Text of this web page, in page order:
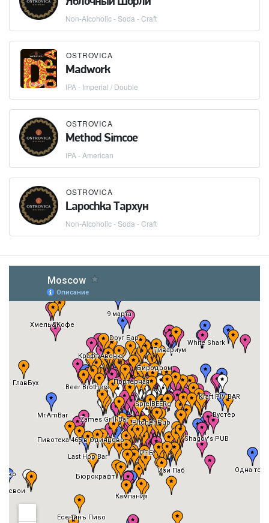
Non-Alcoholic - Soda - Craft
OSTROVICA
Madwork
IPA - Imperial / Double
OSTROVICA
Method Simcoe
IPA - American
OSTROVICA
Lapochka Тархун
Non-Alcoholic - Soda - Craft